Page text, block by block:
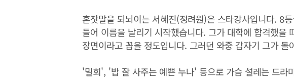
혼잣말을 되뇌이는 서혜진(정려원)은 스타강사입니다. 8
들어 이름을 날리기 시작했습니다. 그가 대학에 합격했을
장면이라고 꼽을 정도입니다. 그러던 와중 갑자기 그가 돌
'밀회', '밥 잘 사주는 예쁜 누나' 등으로 가슴 설레는 드라